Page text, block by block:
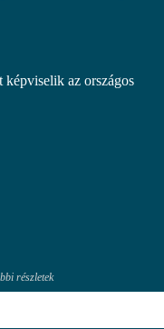
az országos
részletek